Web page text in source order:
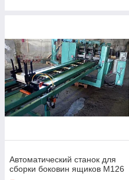
Автоматический станок для
сборки боковин ящиков M126